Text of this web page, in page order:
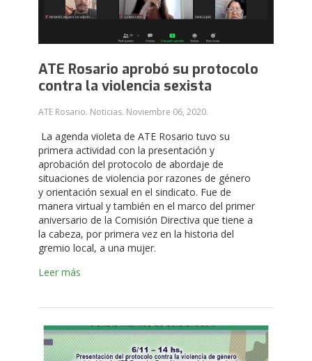
ATE Rosario aprobó su protocolo
contra la violencia sexista
ATE Rosario. Noticias. Noviembre 06, 2020.
La agenda violeta de ATE Rosario tuvo su
primera actividad con la presentación y
aprobación del protocolo de abordaje de
situaciones de violencia por razones de género
y orientación sexual en el sindicato. Fue de
manera virtual y también en el marco del primer
aniversario de la Comisión Directiva que tiene a
la cabeza, por primera vez en la historia del
gremio local, a una mujer.
Leer más